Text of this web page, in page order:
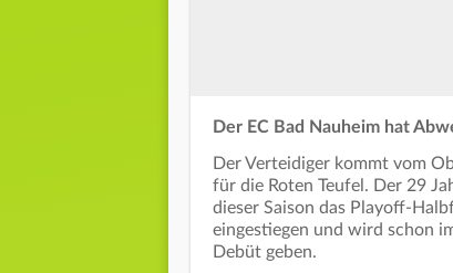
Der EC Bad Nauheim hat
Der Verteidiger kommt vom
für die Roten Teufel. Der 29
dieser Saison das Playoff-
eingestiegen und wird schon
Debüt geben.